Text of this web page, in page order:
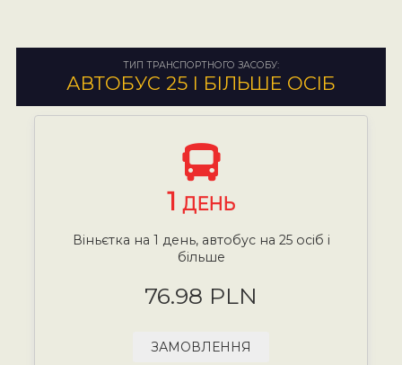
ТИП ТРАНСПОРТНОГО ЗАСОБУ:
АВТОБУС 25 І БІЛЬШЕ ОСІБ
1 ДЕНЬ
Віньєтка на 1 день, автобус на 25 осіб і
більше
76.98 PLN
ЗАМОВЛЕННЯ